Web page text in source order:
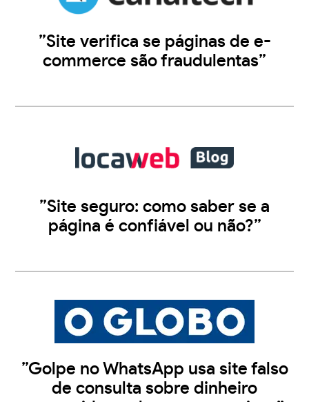
”Site verifica se páginas de e-
commerce são fraudulentas”
”Site seguro: como saber se a
página é confiável ou não?”
”Golpe no WhatsApp usa site falso
de consulta sobre dinheiro